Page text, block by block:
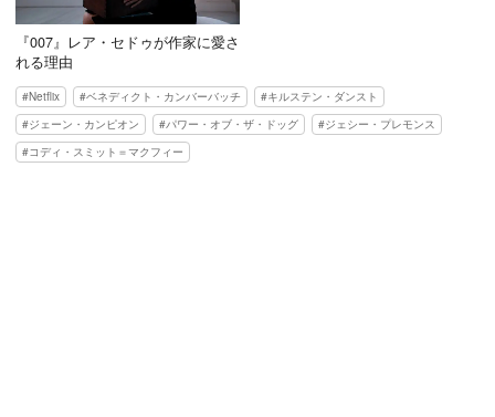
『007』レア・セドゥが作家に愛さ
れる理由
Netflix ベネディクト・カンバーバッチ
キルステン・ダンスト
ジェーン・カンピオン
パワー・オブ・ザ・ドッグ
ジェシー・プレモンス
コディ・スミット＝マクフィー